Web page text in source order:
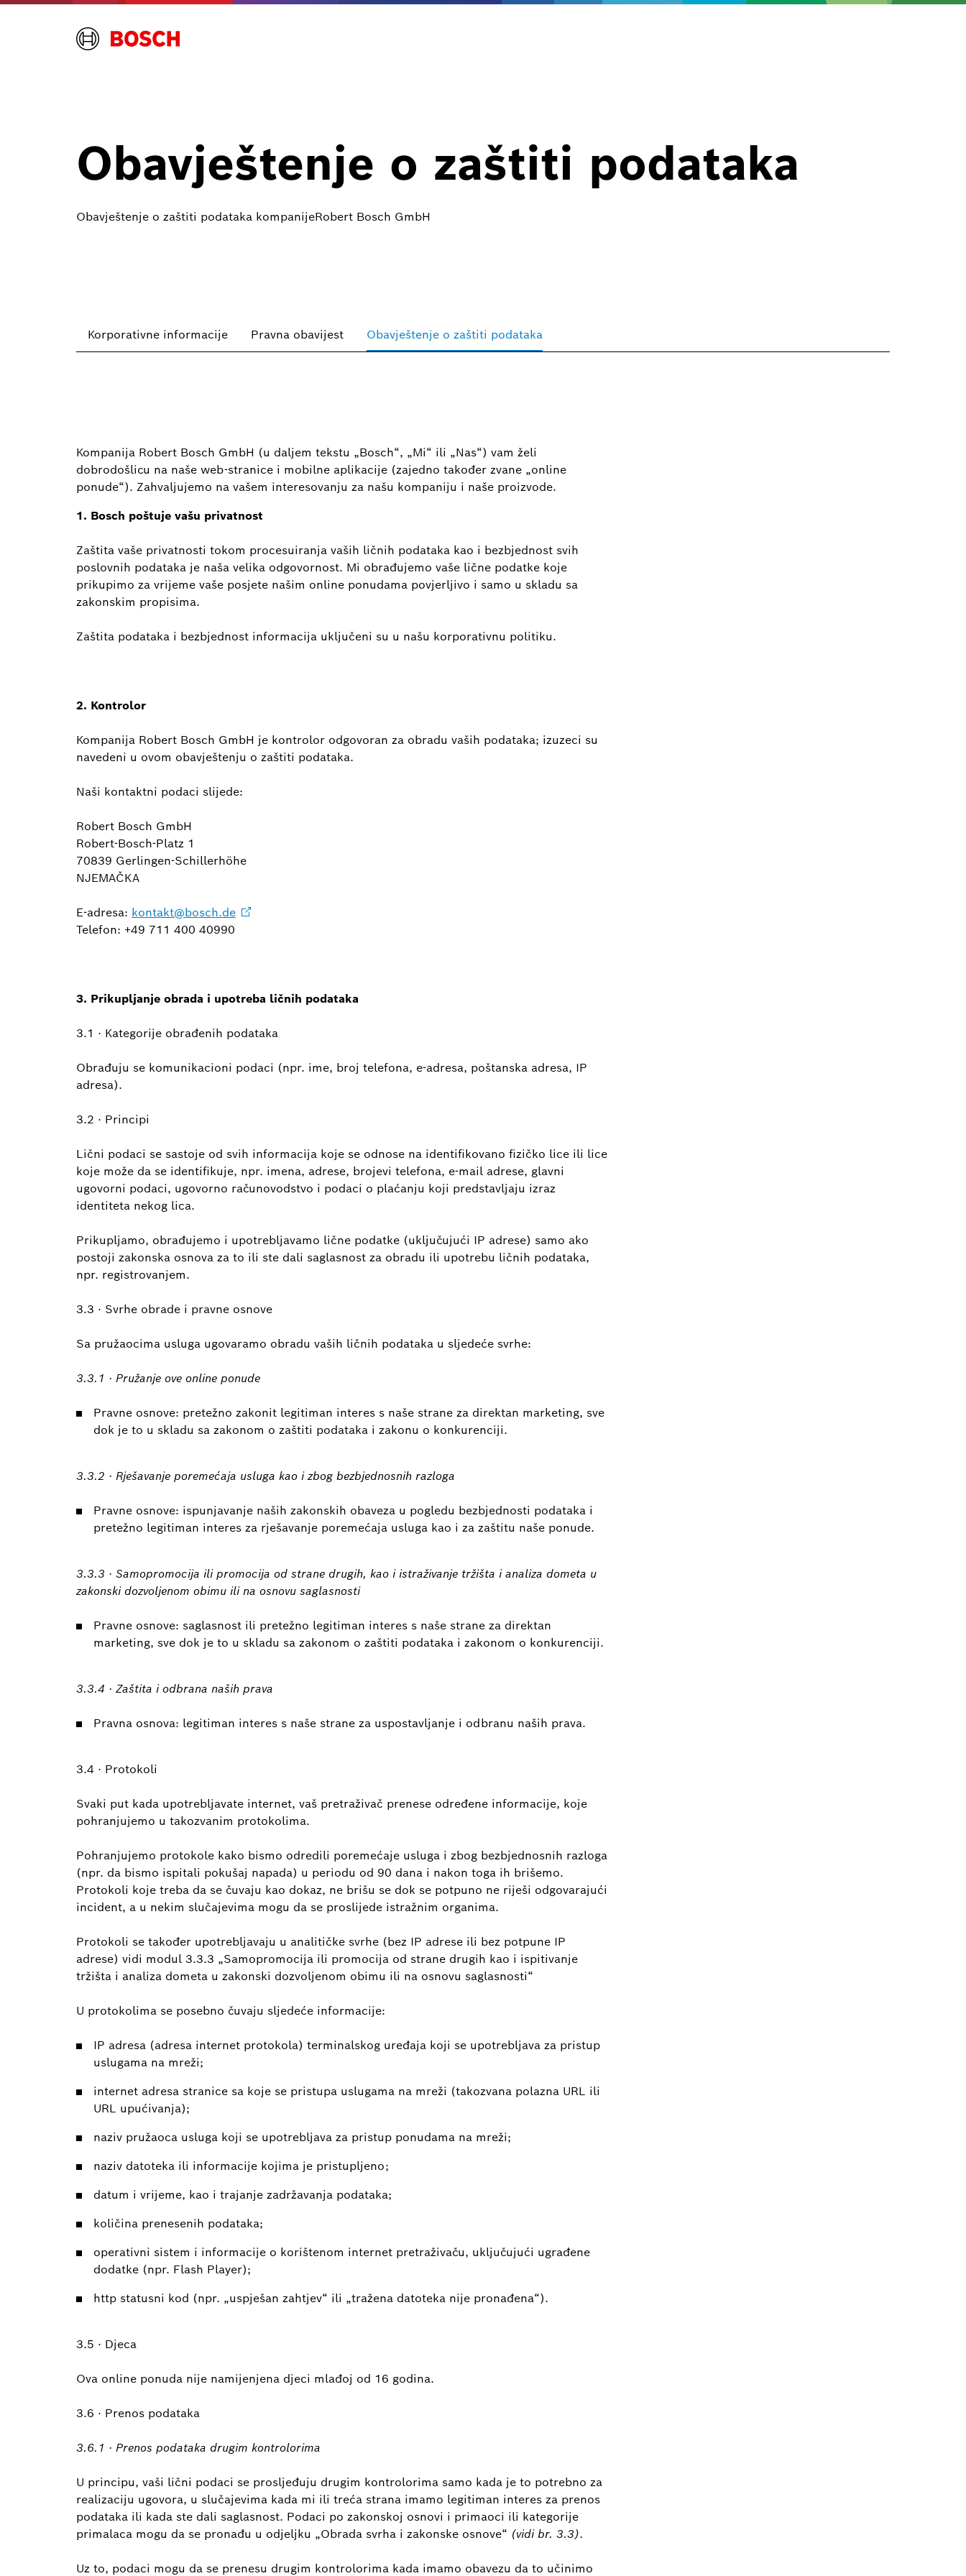
Obavještenje o zaštiti podataka
Obavještenje o zaštiti podataka kompanijeRobert Bosch GmbH
Korporativne informacije Pravna obavijest Obavještenje o zaštiti podataka
Kompanija Robert Bosch GmbH (u daljem tekstu „Bosch“, „Mi“ ili „Nas“) vam želi
dobrodošlicu na naše web-stranice i mobilne aplikacije (zajedno također zvane „online
ponude“). Zahvaljujemo na vašem interesovanju za našu kompaniju i naše proizvode.
1. Bosch poštuje vašu privatnost
Zaštita vaše privatnosti tokom procesuiranja vaših ličnih podataka kao i bezbjednost svih
poslovnih podataka je naša velika odgovornost. Mi obrađujemo vaše lične podatke koje
prikupimo za vrijeme vaše posjete našim online ponudama povjerljivo i samo u skladu sa
zakonskim propisima.
Zaštita podataka i bezbjednost informacija uključeni su u našu korporativnu politiku.
2. Kontrolor
Kompanija Robert Bosch GmbH je kontrolor odgovoran za obradu vaših podataka; izuzeci su
navedeni u ovom obavještenju o zaštiti podataka.
Naši kontaktni podaci slijede:
Robert Bosch GmbH
Robert-Bosch-Platz 1
70839 Gerlingen-Schillerhöhe
NJEMAČKA
E-adresa: kontakt@bosch.de
Telefon: +49 711 400 40990
3. Prikupljanje obrada i upotreba ličnih podataka
3.1 · Kategorije obrađenih podataka
Obrađuju se komunikacioni podaci (npr. ime, broj telefona, e-adresa, poštanska adresa, IP
adresa).
3.2 · Principi
Lični podaci se sastoje od svih informacija koje se odnose na identifikovano fizičko lice ili lice
koje može da se identifikuje, npr. imena, adrese, brojevi telefona, e-mail adrese, glavni
ugovorni podaci, ugovorno računovodstvo i podaci o plaćanju koji predstavljaju izraz
identiteta nekog lica.
Prikupljamo, obrađujemo i upotrebljavamo lične podatke (uključujući IP adrese) samo ako
postoji zakonska osnova za to ili ste dali saglasnost za obradu ili upotrebu ličnih podataka,
npr. registrovanjem.
3.3 · Svrhe obrade i pravne osnove
Sa pružaocima usluga ugovaramo obradu vaših ličnih podataka u sljedeće svrhe:
3.3.1 · Pružanje ove online ponude
Pravne osnove: pretežno zakonit legitiman interes s naše strane za direktan marketing, sve
dok je to u skladu sa zakonom o zaštiti podataka i zakonu o konkurenciji.
3.3.2 · Rješavanje poremećaja usluga kao i zbog bezbjednosnih razloga
Pravne osnove: ispunjavanje naših zakonskih obaveza u pogledu bezbjednosti podataka i
pretežno legitiman interes za rješavanje poremećaja usluga kao i za zaštitu naše ponude.
3.3.3 · Samopromocija ili promocija od strane drugih, kao i istraživanje tržišta i analiza dometa u
zakonski dozvoljenom obimu ili na osnovu saglasnosti
Pravne osnove: saglasnost ili pretežno legitiman interes s naše strane za direktan
marketing, sve dok je to u skladu sa zakonom o zaštiti podataka i zakonom o konkurenciji.
3.3.4 · Zaštita i odbrana naših prava
Pravna osnova: legitiman interes s naše strane za uspostavljanje i odbranu naših prava.
3.4 · Protokoli
Svaki put kada upotrebljavate internet, vaš pretraživač prenese određene informacije, koje
pohranjujemo u takozvanim protokolima.
Pohranjujemo protokole kako bismo odredili poremećaje usluga i zbog bezbjednosnih razloga
(npr. da bismo ispitali pokušaj napada) u periodu od 90 dana i nakon toga ih brišemo.
Protokoli koje treba da se čuvaju kao dokaz, ne brišu se dok se potpuno ne riješi odgovarajući
incident, a u nekim slučajevima mogu da se proslijede istražnim organima.
Protokoli se također upotrebljavaju u analitičke svrhe (bez IP adrese ili bez potpune IP
adrese) vidi modul 3.3.3 „Samopromocija ili promocija od strane drugih kao i ispitivanje
tržišta i analiza dometa u zakonski dozvoljenom obimu ili na osnovu saglasnosti“
U protokolima se posebno čuvaju sljedeće informacije:
IP adresa (adresa internet protokola) terminalskog uređaja koji se upotrebljava za pristup
uslugama na mreži;
internet adresa stranice sa koje se pristupa uslugama na mreži (takozvana polazna URL ili
URL upućivanja);
naziv pružaoca usluga koji se upotrebljava za pristup ponudama na mreži;
naziv datoteka ili informacije kojima je pristupljeno;
datum i vrijeme, kao i trajanje zadržavanja podataka;
količina prenesenih podataka;
operativni sistem i informacije o korištenom internet pretraživaču, uključujući ugrađene
dodatke (npr. Flash Player);
http statusni kod (npr. „uspješan zahtjev“ ili „tražena datoteka nije pronađena“).
3.5 · Djeca
Ova online ponuda nije namijenjena djeci mlađoj od 16 godina.
3.6 · Prenos podataka
3.6.1 · Prenos podataka drugim kontrolorima
U principu, vaši lični podaci se prosljeđuju drugim kontrolorima samo kada je to potrebno za
realizaciju ugovora, u slučajevima kada mi ili treća strana imamo legitiman interes za prenos
podataka ili kada ste dali saglasnost. Podaci po zakonskoj osnovi i primaoci ili kategorije
primalaca mogu da se pronađu u odjeljku „Obrada svrha i zakonske osnove“ (vidi br. 3.3).
Uz to, podaci mogu da se prenesu drugim kontrolorima kada imamo obavezu da to učinimo